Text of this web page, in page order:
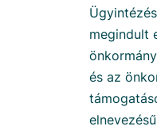
megindult
és az